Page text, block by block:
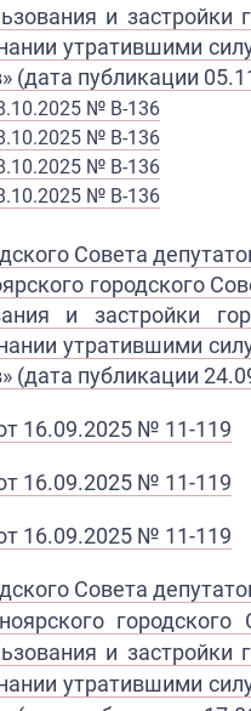
и застройки
утратившими
(дата публикации
№ В-136
№ В-136
№ В-136
№ В-136
Совета
городского
и застройки
утратившими
(дата публикации
16.09.2025 № 11-119
16.09.2025 № 11-119​
16.09.2025 № 11-119​​
Совета
и застройки
утратившими